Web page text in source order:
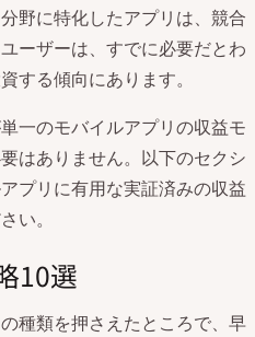
野に特化したアプリは、競合
ーザーは、すでに必要だとわ
する傾向にあります。
一のモバイルアプリの収益モ
はありません。以下のセクシ
プリに有用な実証済みの収益
い。
10選
種類を押さえたところで、早